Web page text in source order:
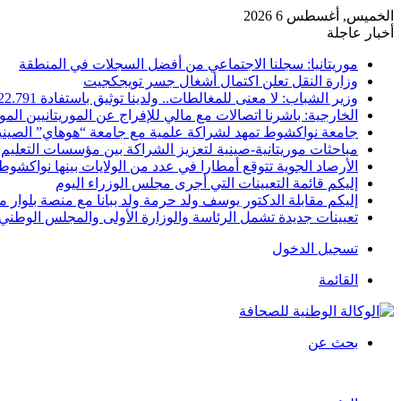
الخميس, أغسطس 6 2026
أخبار عاجلة
موريتانيا: سجلنا الاجتماعي من أفضل السجلات في المنطقة
وزارة النقل تعلن اكتمال أشغال جسر تويجكجيت
وزير الشباب: لا معنى للمغالطات.. ولدينا توثيق باستفادة 22.791
الخارجية: باشرنا اتصالات مع مالي للإفراج عن الموريتانيين
جامعة نواكشوط تمهد لشراكة علمية مع جامعة “هوهاي”
مباحثات موريتانية-صينية لتعزيز الشراكة بين مؤسسات التعليم
الأرصاد الجوية تتوقع أمطارا في عدد من الولايات بينها
إليكم قائمة التعيينات التي أجرى مجلس الوزراء اليوم
إليكم مقابلة الدكتور يوسف ولد حرمة ولد ببانا مع منصة بلوار
تعيينات جديدة تشمل الرئاسة والوزارة الأولى والمجلس
تسجيل الدخول
القائمة
بحث عن